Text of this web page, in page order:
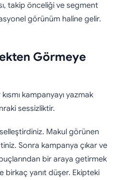
takip önceliği ve segment
görünüm haline gelir.
Görmeye
kampanyayı yazmak
sessizliktir.
Makul görünen
Sonra kampanya çıkar ve
bir araya getirmek
birkaç yanıt düşer. Ekipteki